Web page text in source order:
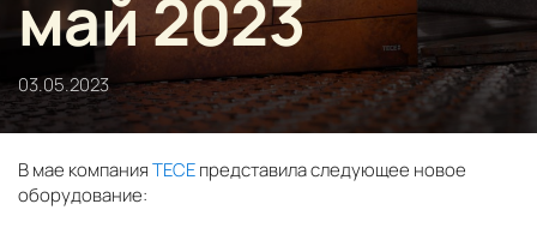
май 2023
03.05.2023
В мае компанияTECEпредставила следующее новое
оборудование: